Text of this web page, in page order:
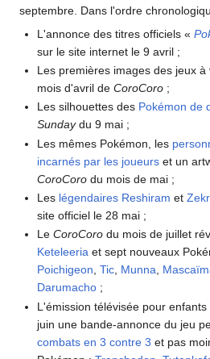
septembre. Dans l'ordre
L'annonce des titres officiels «
sur le site internet le 9 avril ;
Les premières images des jeux
mois d'avril deCoroCoro ;
Les silhouettes des Pokémon de
Sundaydu 9 mai ;
Les mêmes Pokémon, les
incarnés par les joueurs et un
CoroCoro du mois de mai ;
Les légendaires Reshiram et
site officiel le 28 mai ;
LeCoroCoro du mois de juillet
Keteleeria et sept nouveaux
Poichigeon,Tic, Munna,
Darumacho ;
L'émission télévisée pour enfants
juin une bande-annonce du jeu
combats en 3 contre 3 et pas